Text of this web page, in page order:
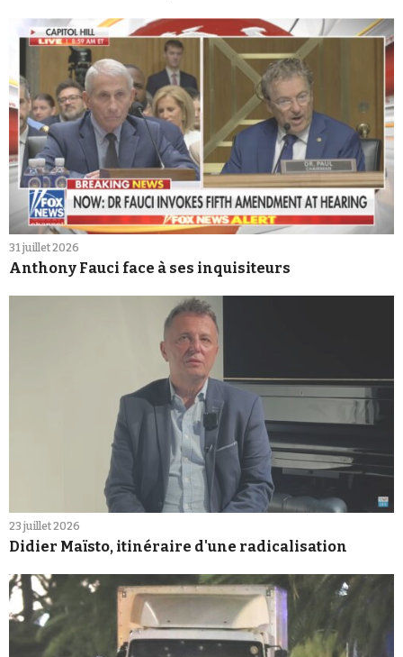
31 juillet 2026
Anthony Fauci face à ses inquisiteurs
23 juillet 2026
Didier Maïsto, itinéraire d'une radicalisation